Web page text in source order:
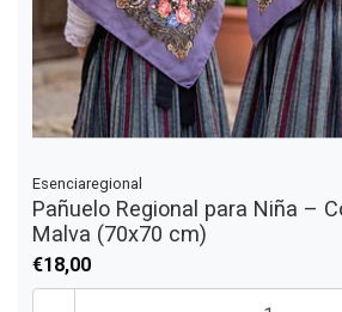
Esenciaregional
Pañuelo Regional para Niña –
Malva (70x70 cm)
€18,00